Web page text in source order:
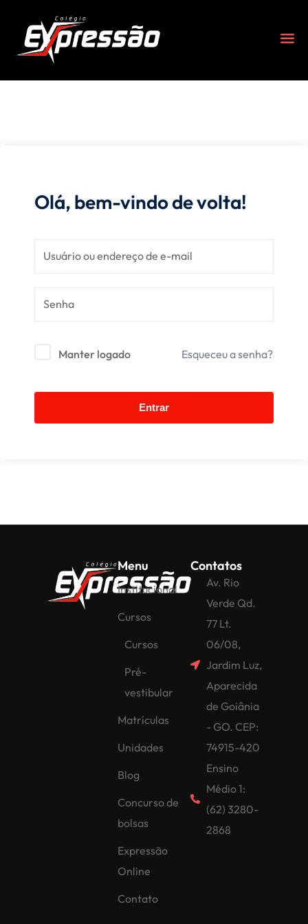
Olá, bem-vindo de volta!
Manter logado Esqueceu a senha?
Entrar
Menu
Institucional
Cursos
Cursos
Pré-
vestibular
Matrículas
Unidades
Blog
Concurso de
bolsas
Expressão
Online
Contato
Contatos
Av. Rio
Verde Qd.
77 Lt.
06/08,
Jardim Luz,
Aparecida
de Goiânia
- GO. CEP:
74915-420
Ensino
Médio 1:
(62) 3280-
2868